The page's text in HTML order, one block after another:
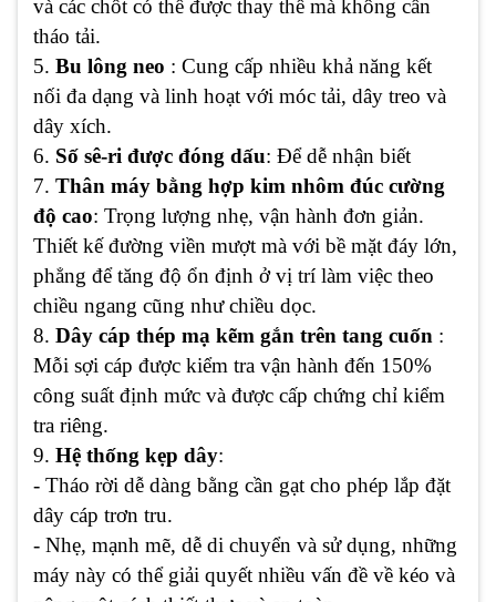
và các chốt có thể được thay thế mà không cần
tháo tải.
5. Bu lông neo : Cung cấp nhiều khả năng kết
nối đa dạng và linh hoạt với móc tải, dây treo và
dây xích.
6. Số sê-ri được đóng dấu: Để dễ nhận biết
7. Thân máy bằng hợp kim nhôm đúc cường
độ cao: Trọng lượng nhẹ, vận hành đơn giản.
Thiết kế đường viền mượt mà với bề mặt đáy lớn,
phẳng để tăng độ ổn định ở vị trí làm việc theo
chiều ngang cũng như chiều dọc.
8. Dây cáp thép mạ kẽm gắn trên tang cuốn :
Mỗi sợi cáp được kiểm tra vận hành đến 150%
công suất định mức và được cấp chứng chỉ kiểm
tra riêng.
9. Hệ thống kẹp dây:
- Tháo rời dễ dàng bằng cần gạt cho phép lắp đặt
dây cáp trơn tru.
- Nhẹ, mạnh mẽ, dễ di chuyển và sử dụng, những
máy này có thể giải quyết nhiều vấn đề về kéo và